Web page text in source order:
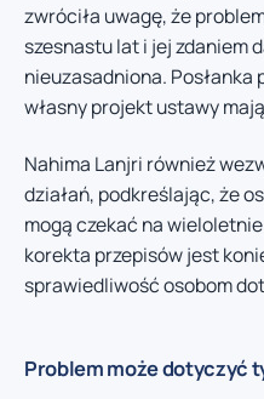
zwróciła uwagę, że
szesnastu lat i jej zdaniem
nieuzasadniona. Posłanka
własny projekt ustawy
Nahima Lanjri również
działań, podkreślając, że
mogą czekać na
korekta przepisów jest
sprawiedliwość osobom
Problem może dotyczyć